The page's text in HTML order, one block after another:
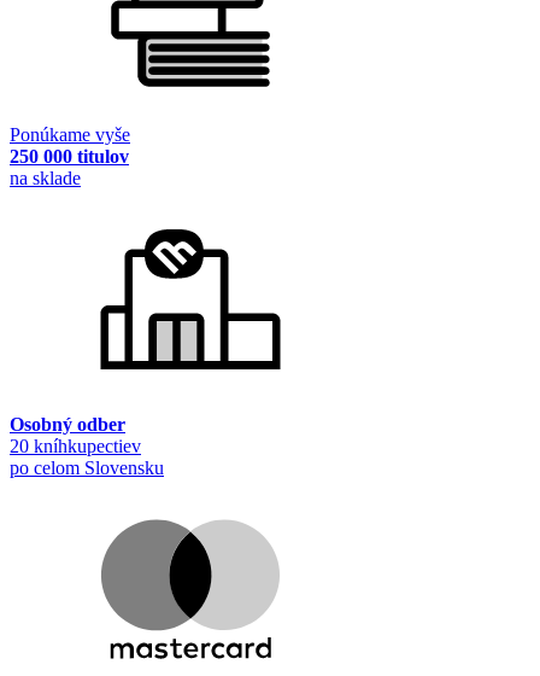
Ponúkame vyše
250 000 titulov
na sklade
Osobný odber
20 kníhkupectiev
po celom Slovensku